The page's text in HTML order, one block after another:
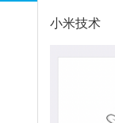
小米技术